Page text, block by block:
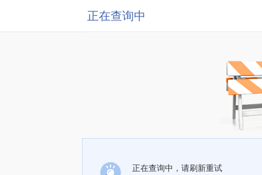
正在查询中
正在查询中，请刷新重试